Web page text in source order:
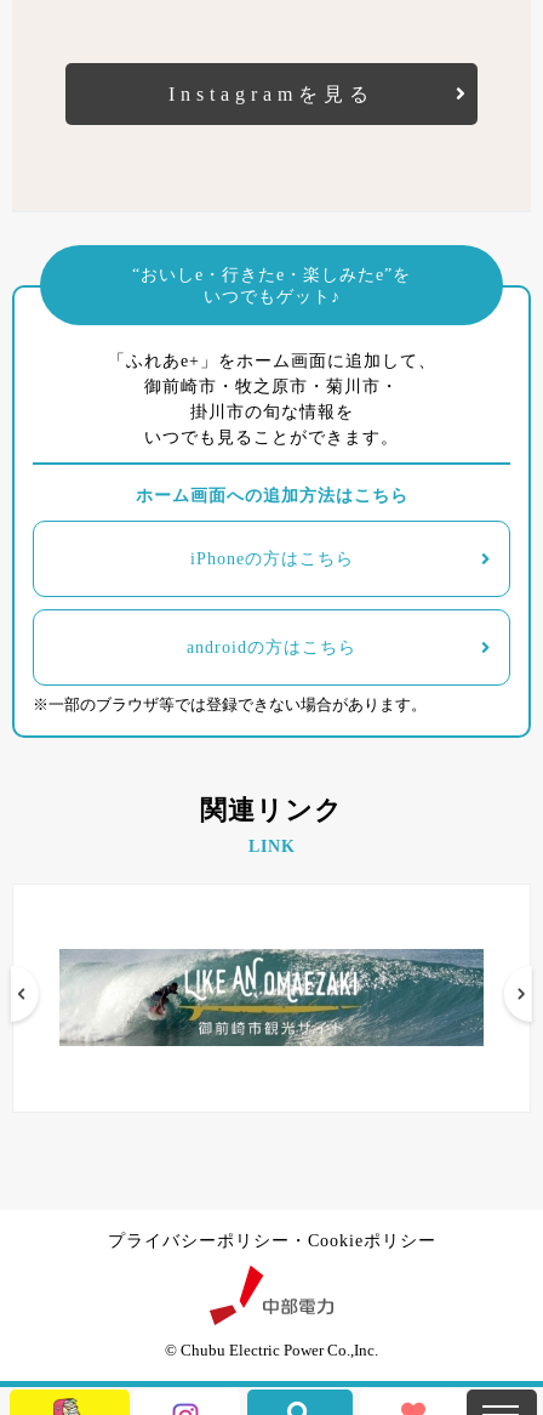
Instagramを見る
“おいしe・行きたe・楽しみたe”を
いつでもゲット♪
「ふれあe+」をホーム画面に追加して、
御前崎市・牧之原市・菊川市・
掛川市の旬な情報を
いつでも見ることができます。
ホーム画面への追加方法はこちら
iPhoneの方はこちら
androidの方はこちら
※一部のブラウザ等では登録できない場合があります。
関連リンク
LINK
プライバシーポリシー・Cookieポリシー
© Chubu Electric Power Co.,Inc.